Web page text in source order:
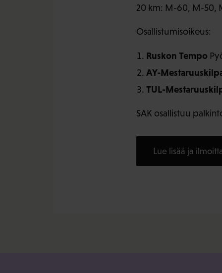
20 km: M-60, M-50,
Osallistumisoikeus:
Ruskon Tempo
AY-
TUL-
SAK osallistuu
Lue lisää ja